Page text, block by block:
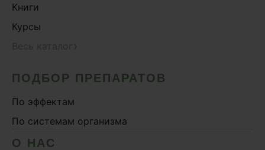
Книги
Курсы
ПОДБОР ПРЕПАРАТОВ
По эффектам
По системам организма
О НАС